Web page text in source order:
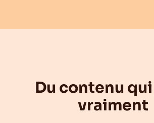
Du contenu
vraiment